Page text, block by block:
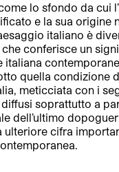
lo sfondo da cui
e la sua origine
italiano è
conferisce un
italiana
quella condizione
meticciata con i
soprattutto a
dell’ultimo
ulteriore cifra